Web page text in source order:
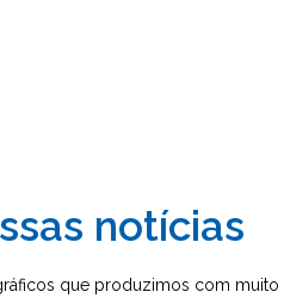
notícias
que produzimos com muito